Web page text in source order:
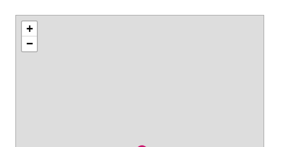
+
−